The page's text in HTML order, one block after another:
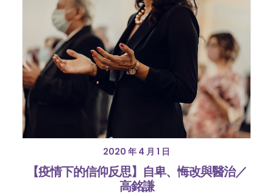
2020 年 4 月 1 日
【疫情下的信仰反思】自卑、悔改與醫治／
高銘謙